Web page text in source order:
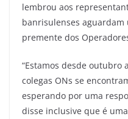
lembrou aos
banrisulenses aguardam
premente dos
“Estamos desde outubro
colegas ONs se
esperando por uma
disse inclusive que é